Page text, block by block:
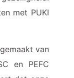
met PUKI
van
en PEFC